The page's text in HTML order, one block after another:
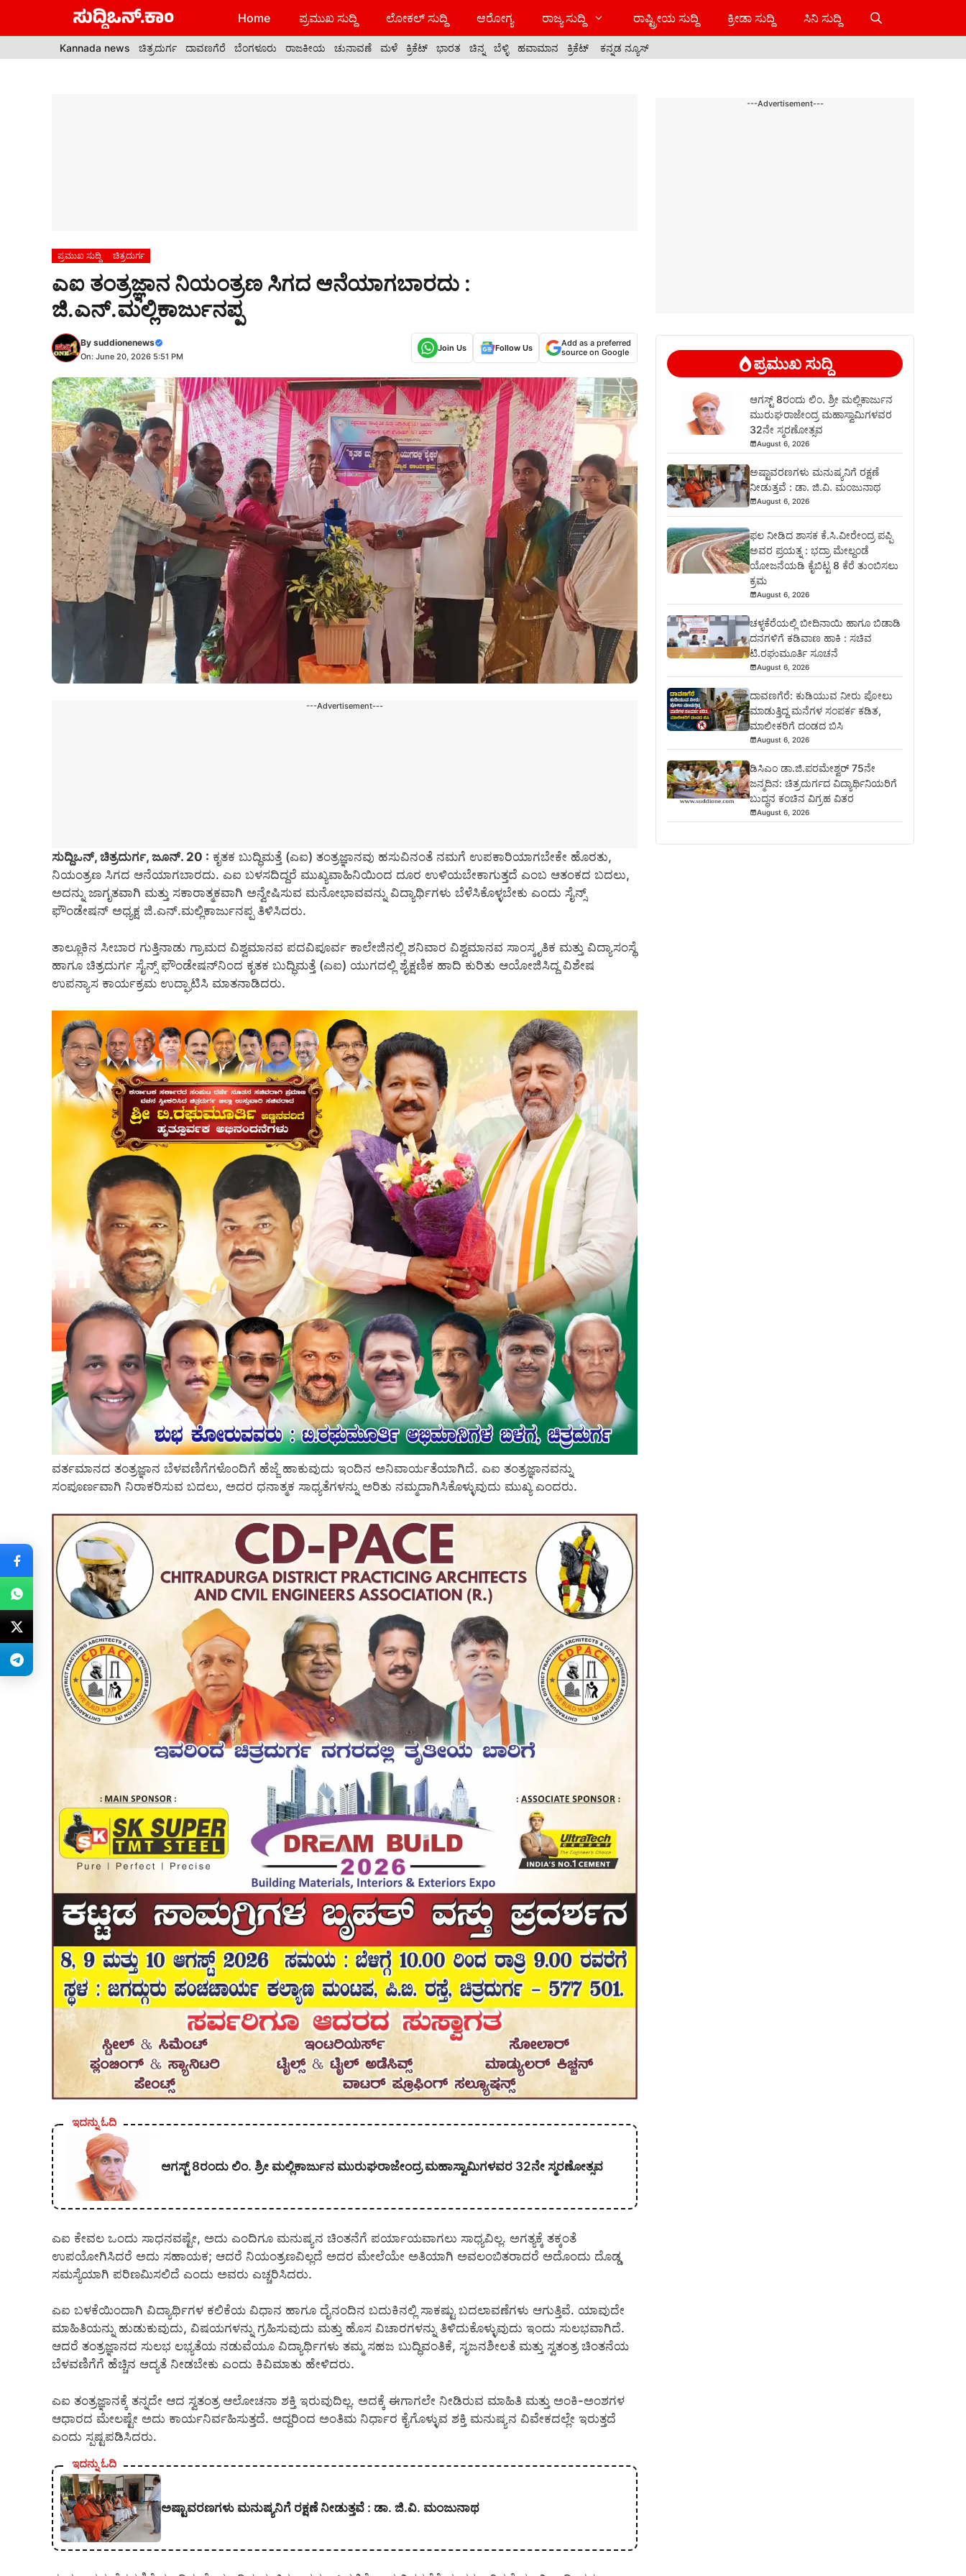
Home ಪ್ರಮುಖ ಸುದ್ದಿ ಲೋಕಲ್ ಸುದ್ದಿ ಆರೋಗ್ಯ ರಾಜ್ಯ ಸುದ್ದಿ ರಾಷ್ಟ್ರೀಯ ಸುದ್ದಿ ಕ್ರೀಡಾ ಸುದ್ದಿ ಸಿನಿ ಸುದ್ದಿ
Kannada news ಚಿತ್ರದುರ್ಗ ದಾವಣಗೆರೆ ಬೆಂಗಳೂರು ರಾಜಕೀಯ ಚುನಾವಣೆ ಮಳೆ ಕ್ರಿಕೆಟ್ ಭಾರತ ಚಿನ್ನ ಬೆಳ್ಳಿ ಹವಾಮಾನ ಕ್ರಿಕೆಟ್ ಕನ್ನಡ ನ್ಯೂಸ್
ಪ್ರಮುಖ ಸುದ್ದಿ ಚಿತ್ರದುರ್ಗ
ಎಐ ತಂತ್ರಜ್ಞಾನ ನಿಯಂತ್ರಣ ಸಿಗದ ಆನೆಯಾಗಬಾರದು :
ಜಿ.ಎನ್.ಮಲ್ಲಿಕಾರ್ಜುನಪ್ಪ
By suddionenews
On: June 20, 2026 5:51 PM
Join Us Follow Us
Add as a preferred
source on Google
---Advertisement---
ಸುದ್ದಿಒನ್, ಚಿತ್ರದುರ್ಗ, ಜೂನ್‌. 20 : ಕೃತಕ ಬುದ್ಧಿಮತ್ತೆ (ಎಐ) ತಂತ್ರಜ್ಞಾನವು ಹಸುವಿನಂತೆ ನಮಗೆ ಉಪಕಾರಿಯಾಗಬೇಕೇ ಹೊರತು,
ನಿಯಂತ್ರಣ ಸಿಗದ ಆನೆಯಾಗಬಾರದು. ಎಐ ಬಳಸದಿದ್ದರೆ ಮುಖ್ಯವಾಹಿನಿಯಿಂದ ದೂರ ಉಳಿಯಬೇಕಾಗುತ್ತದೆ ಎಂಬ ಆತಂಕದ ಬದಲು,
ಅದನ್ನು ಜಾಗೃತವಾಗಿ ಮತ್ತು ಸಕಾರಾತ್ಮಕವಾಗಿ ಅನ್ವೇಷಿಸುವ ಮನೋಭಾವವನ್ನು ವಿದ್ಯಾರ್ಥಿಗಳು ಬೆಳೆಸಿಕೊಳ್ಳಬೇಕು ಎಂದು ಸೈನ್ಸ್
ಫೌಂಡೇಷನ್‌ ಅಧ್ಯಕ್ಷ ಜಿ.ಎನ್.ಮಲ್ಲಿಕಾರ್ಜುನಪ್ಪ ತಿಳಿಸಿದರು.
ತಾಲ್ಲೂಕಿನ ಸೀಬಾರ ಗುತ್ತಿನಾಡು ಗ್ರಾಮದ ವಿಶ್ವಮಾನವ ಪದವಿಪೂರ್ವ ಕಾಲೇಜಿನಲ್ಲಿ ಶನಿವಾರ ವಿಶ್ವಮಾನವ ಸಾಂಸ್ಕೃತಿಕ ಮತ್ತು ವಿದ್ಯಾಸಂಸ್ಥೆ
ಹಾಗೂ ಚಿತ್ರದುರ್ಗ ಸೈನ್ಸ್ ಫೌಂಡೇಷನ್‌ನಿಂದ ಕೃತಕ ಬುದ್ಧಿಮತ್ತೆ (ಎಐ) ಯುಗದಲ್ಲಿ ಶೈಕ್ಷಣಿಕ ಹಾದಿ ಕುರಿತು ಆಯೋಜಿಸಿದ್ದ ವಿಶೇಷ
ಉಪನ್ಯಾಸ ಕಾರ್ಯಕ್ರಮ ಉದ್ಘಾಟಿಸಿ ಮಾತನಾಡಿದರು.
ವರ್ತಮಾನದ ತಂತ್ರಜ್ಞಾನ ಬೆಳವಣಿಗೆಗಳೊಂದಿಗೆ ಹೆಜ್ಜೆ ಹಾಕುವುದು ಇಂದಿನ ಅನಿವಾರ್ಯತೆಯಾಗಿದೆ. ಎಐ ತಂತ್ರಜ್ಞಾನವನ್ನು
ಸಂಪೂರ್ಣವಾಗಿ ನಿರಾಕರಿಸುವ ಬದಲು, ಅದರ ಧನಾತ್ಮಕ ಸಾಧ್ಯತೆಗಳನ್ನು ಅರಿತು ನಮ್ಮದಾಗಿಸಿಕೊಳ್ಳುವುದು ಮುಖ್ಯ ಎಂದರು.
ಇದನ್ನು ಓದಿ
ಆಗಸ್ಟ್ 8ರಂದು ಲಿಂ. ಶ್ರೀ ಮಲ್ಲಿಕಾರ್ಜುನ ಮುರುಘರಾಜೇಂದ್ರ ಮಹಾಸ್ವಾಮಿಗಳವರ 32ನೇ ಸ್ಮರಣೋತ್ಸವ
​ಎಐ ಕೇವಲ ಒಂದು ಸಾಧನವಷ್ಟೇ, ಅದು ಎಂದಿಗೂ ಮನುಷ್ಯನ ಚಿಂತನೆಗೆ ಪರ್ಯಾಯವಾಗಲು ಸಾಧ್ಯವಿಲ್ಲ. ಅಗತ್ಯಕ್ಕೆ ತಕ್ಕಂತೆ
ಉಪಯೋಗಿಸಿದರೆ ಅದು ಸಹಾಯಕ; ಆದರೆ ನಿಯಂತ್ರಣವಿಲ್ಲದೆ ಅದರ ಮೇಲೆಯೇ ಅತಿಯಾಗಿ ಅವಲಂಬಿತರಾದರೆ ಅದೊಂದು ದೊಡ್ಡ
ಸಮಸ್ಯೆಯಾಗಿ ಪರಿಣಮಿಸಲಿದೆ ಎಂದು ಅವರು ಎಚ್ಚರಿಸಿದರು.
​ಎಐ ಬಳಕೆಯಿಂದಾಗಿ ವಿದ್ಯಾರ್ಥಿಗಳ ಕಲಿಕೆಯ ವಿಧಾನ ಹಾಗೂ ದೈನಂದಿನ ಬದುಕಿನಲ್ಲಿ ಸಾಕಷ್ಟು ಬದಲಾವಣೆಗಳು ಆಗುತ್ತಿವೆ. ಯಾವುದೇ
ಮಾಹಿತಿಯನ್ನು ಹುಡುಕುವುದು, ವಿಷಯಗಳನ್ನು ಗ್ರಹಿಸುವುದು ಮತ್ತು ಹೊಸ ವಿಚಾರಗಳನ್ನು ತಿಳಿದುಕೊಳ್ಳುವುದು ಇಂದು ಸುಲಭವಾಗಿದೆ.
ಆದರೆ ತಂತ್ರಜ್ಞಾನದ ಸುಲಭ ಲಭ್ಯತೆಯ ನಡುವೆಯೂ ವಿದ್ಯಾರ್ಥಿಗಳು ತಮ್ಮ ಸಹಜ ಬುದ್ಧಿವಂತಿಕೆ, ಸೃಜನಶೀಲತೆ ಮತ್ತು ಸ್ವತಂತ್ರ ಚಿಂತನೆಯ
ಬೆಳವಣಿಗೆಗೆ ಹೆಚ್ಚಿನ ಆದ್ಯತೆ ನೀಡಬೇಕು ಎಂದು ಕಿವಿಮಾತು ಹೇಳಿದರು.
ಎಐ ತಂತ್ರಜ್ಞಾನಕ್ಕೆ ತನ್ನದೇ ಆದ ಸ್ವತಂತ್ರ ಆಲೋಚನಾ ಶಕ್ತಿ ಇರುವುದಿಲ್ಲ. ಅದಕ್ಕೆ ಈಗಾಗಲೇ ನೀಡಿರುವ ಮಾಹಿತಿ ಮತ್ತು ಅಂಕಿ-ಅಂಶಗಳ
ಆಧಾರದ ಮೇಲಷ್ಟೇ ಅದು ಕಾರ್ಯನಿರ್ವಹಿಸುತ್ತದೆ. ಆದ್ದರಿಂದ ಅಂತಿಮ ನಿರ್ಧಾರ ಕೈಗೊಳ್ಳುವ ಶಕ್ತಿ ಮನುಷ್ಯನ ವಿವೇಕದಲ್ಲೇ ಇರುತ್ತದೆ
ಎಂದು ಸ್ಪಷ್ಟಪಡಿಸಿದರು.
ಇದನ್ನು ಓದಿ
ಅಷ್ಟಾವರಣಗಳು ಮನುಷ್ಯನಿಗೆ ರಕ್ಷಣೆ ನೀಡುತ್ತವೆ : ಡಾ. ಜಿ.ವಿ. ಮಂಜುನಾಥ
---Advertisement---
ಪ್ರಮುಖ ಸುದ್ದಿ
ಆಗಸ್ಟ್ 8ರಂದು ಲಿಂ. ಶ್ರೀ ಮಲ್ಲಿಕಾರ್ಜುನ
ಮುರುಘರಾಜೇಂದ್ರ ಮಹಾಸ್ವಾಮಿಗಳವರ
32ನೇ ಸ್ಮರಣೋತ್ಸವ
August 6, 2026
ಅಷ್ಟಾವರಣಗಳು ಮನುಷ್ಯನಿಗೆ ರಕ್ಷಣೆ
ನೀಡುತ್ತವೆ : ಡಾ. ಜಿ.ವಿ. ಮಂಜುನಾಥ
August 6, 2026
ಫಲ ನೀಡಿದ ಶಾಸಕ ಕೆ.ಸಿ.ವೀರೇಂದ್ರ ಪಪ್ಪಿ
ಅವರ ಪ್ರಯತ್ನ : ಭದ್ರಾ ಮೇಲ್ದಂಡೆ
ಯೋಜನೆಯಡಿ ಕೈಬಿಟ್ಟ 8 ಕೆರೆ ತುಂಬಿಸಲು
ಕ್ರಮ
August 6, 2026
ಚಳ್ಳಕೆರೆಯಲ್ಲಿ ಬೀದಿನಾಯಿ ಹಾಗೂ ಬಿಡಾಡಿ
ದನಗಳಿಗೆ ಕಡಿವಾಣ ಹಾಕಿ : ಸಚಿವ
ಟಿ.ರಘುಮೂರ್ತಿ ಸೂಚನೆ
August 6, 2026
ದಾವಣಗೆರೆ: ಕುಡಿಯುವ ನೀರು ಪೋಲು
ಮಾಡುತ್ತಿದ್ದ ಮನೆಗಳ ಸಂಪರ್ಕ ಕಡಿತ,
ಮಾಲೀಕರಿಗೆ ದಂಡದ ಬಿಸಿ
August 6, 2026
ಡಿಸಿಎಂ ಡಾ.ಜಿ.ಪರಮೇಶ್ವರ್ 75ನೇ
ಜನ್ಮದಿನ: ಚಿತ್ರದುರ್ಗದ ವಿದ್ಯಾರ್ಥಿನಿಯರಿಗೆ
ಬುದ್ಧನ ಕಂಚಿನ ವಿಗ್ರಹ ವಿತರ
August 6, 2026